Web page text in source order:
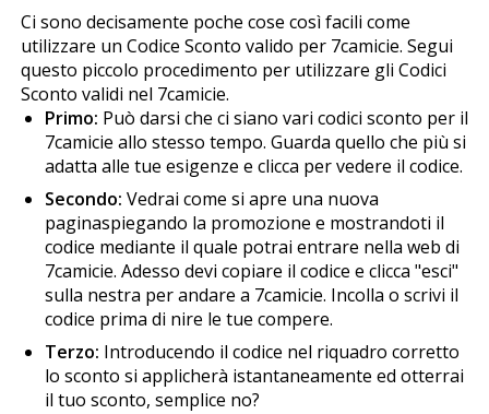
Ci sono decisamente poche cose così facili come
utilizzare un Codice Sconto valido per 7camicie. Segui
questo piccolo procedimento per utilizzare gli Codici
Sconto validi nel 7camicie.
Primo: Può darsi che ci siano vari codici sconto per il
7camicie allo stesso tempo. Guarda quello che più si
adatta alle tue esigenze e clicca per vedere il codice.
Secondo: Vedrai come si apre una nuova
paginaspiegando la promozione e mostrandoti il
codice mediante il quale potrai entrare nella web di
7camicie. Adesso devi copiare il codice e clicca "esci"
sulla finestra per andare a 7camicie. Incolla o scrivi il
codice prima di finire le tue compere.
Terzo: Introducendo il codice nel riquadro corretto
lo sconto si applicherà istantaneamente ed otterrai
il tuo sconto, semplice no?